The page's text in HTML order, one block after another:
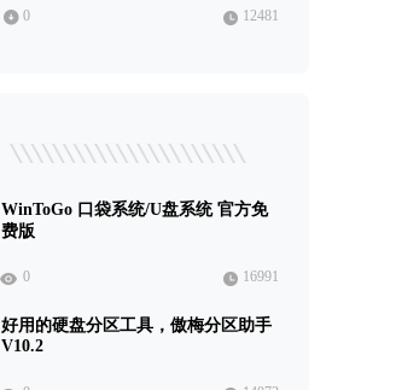
0 12481
WinToGo 口袋系统/U盘系统 官方免
费版
0 16991
好用的硬盘分区工具，傲梅分区助手
V10.2